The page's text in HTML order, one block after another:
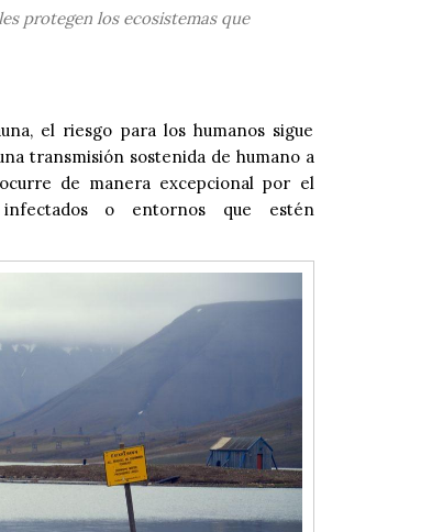
protegen los ecosistemas que
el riesgo para los humanos sigue
transmisión sostenida de humano a
de manera excepcional por el
o entornos que estén